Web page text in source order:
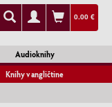
0.00 €
Audioknihy
Knihy v angličtine